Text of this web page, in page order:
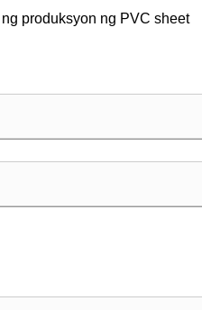
Trial Run!!!
produksyon ng PVC sheet